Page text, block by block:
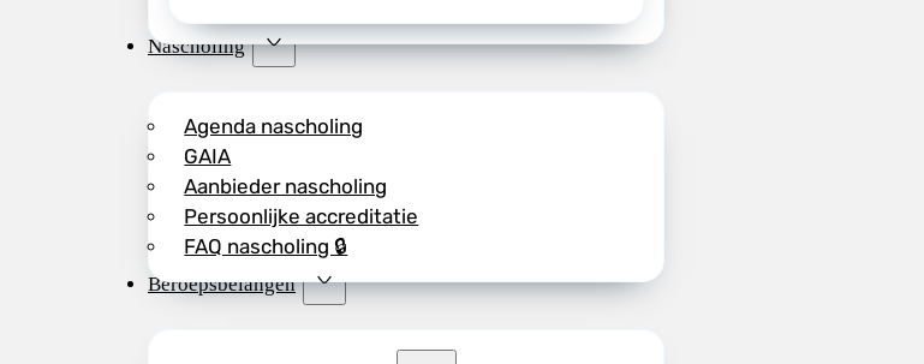
Nascholing
Agenda nascholing
GAIA
Aanbieder nascholing
Persoonlijke accreditatie
FAQ nascholing 🔒
Beroepsbelangen